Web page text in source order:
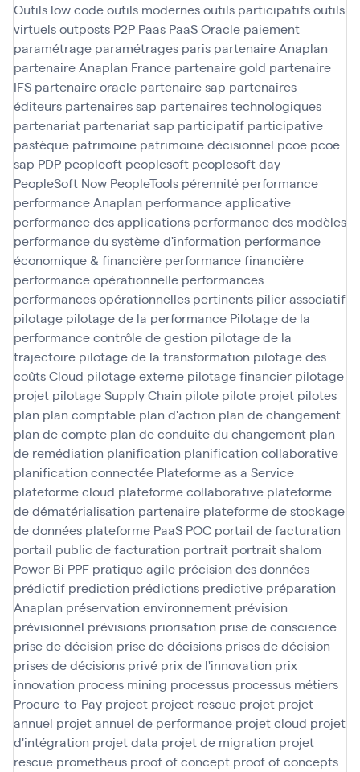
Outils low codeoutils modernesoutils participatifsoutils
virtuelsoutposts P2P Paas PaaS Oracle paiement
paramétrage paramétrages paris partenaire Anaplan
partenaire Anaplan France partenaire gold partenaire
IFS partenaire oracle partenaire sap partenaires
éditeurs partenaires sap partenaires technologiques
partenariat partenariat sap participatif participative
pastèque patrimoine patrimoine décisionnel pcoe pcoe
sap PDP peopleoft peoplesoft peoplesoft day
PeopleSoft Now PeopleTools pérennité performance
performance Anaplan performance applicative
performance des applications performance des modèles
performance du système d'information performance
économique & financière performance financière
performance opérationnelle performances
performances opérationnelles pertinents pilier associatif
pilotage pilotage de la performance Pilotage de la
performance contrôle de gestion pilotage de la
trajectoire pilotage de la transformation pilotage des
coûts Cloud pilotage externe pilotage financier pilotage
projet pilotage Supply Chain pilote pilote projet pilotes
plan plan comptable plan d'action plan de changement
plan de compte plan de conduite du changement plan
de remédiation planification planification collaborative
planification connectée Plateforme as a Service
plateforme cloud plateforme collaborative plateforme
de dématérialisation partenaire plateforme de stockage
de données plateforme PaaS POC portail de facturation
portail public de facturation portrait portrait shalom
Power Bi PPF pratique agile précision des données
prédictif prediction prédictions predictive préparation
Anaplan préservation environnement prévision
prévisionnel prévisions priorisation prise de conscience
prise de décision prise de décisions prises de décision
prises de décisions privé prix de l'innovation prix
innovation process mining processus processus métiers
Procure-to-Pay project project rescue projet projet
annuel projet annuel de performance projet cloud projet
d'intégration projet data projet de migration projet
rescue prometheus proof of concept proof of concepts